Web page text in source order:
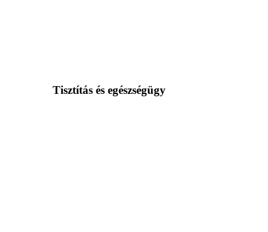
Tisztítás és egészségügy